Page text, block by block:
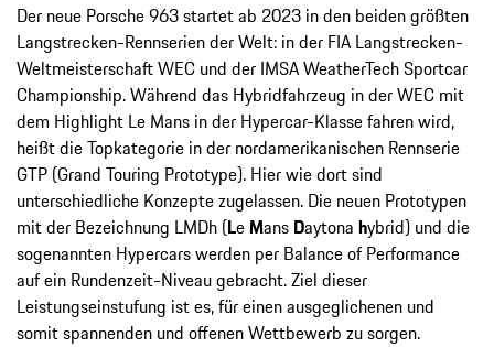
Der neue Porsche 963 startet ab 2023 in den beiden größten
Langstrecken-Rennserien der Welt: in der FIA Langstrecken-
Weltmeisterschaft WEC und der IMSA WeatherTech Sportcar
Championship. Während das Hybridfahrzeug in der WEC mit
dem Highlight Le Mans in der Hypercar-Klasse fahren wird,
heißt die Topkategorie in der nordamerikanischen Rennserie
GTP (Grand Touring Prototype). Hier wie dort sind
unterschiedliche Konzepte zugelassen. Die neuen Prototypen
mit der Bezeichnung LMDh (LeMans Daytona hybrid) und die
sogenannten Hypercars werden per Balance of Performance
auf ein Rundenzeit-Niveau gebracht. Ziel dieser
Leistungseinstufung ist es, für einen ausgeglichenen und
somit spannenden und offenen Wettbewerb zu sorgen.